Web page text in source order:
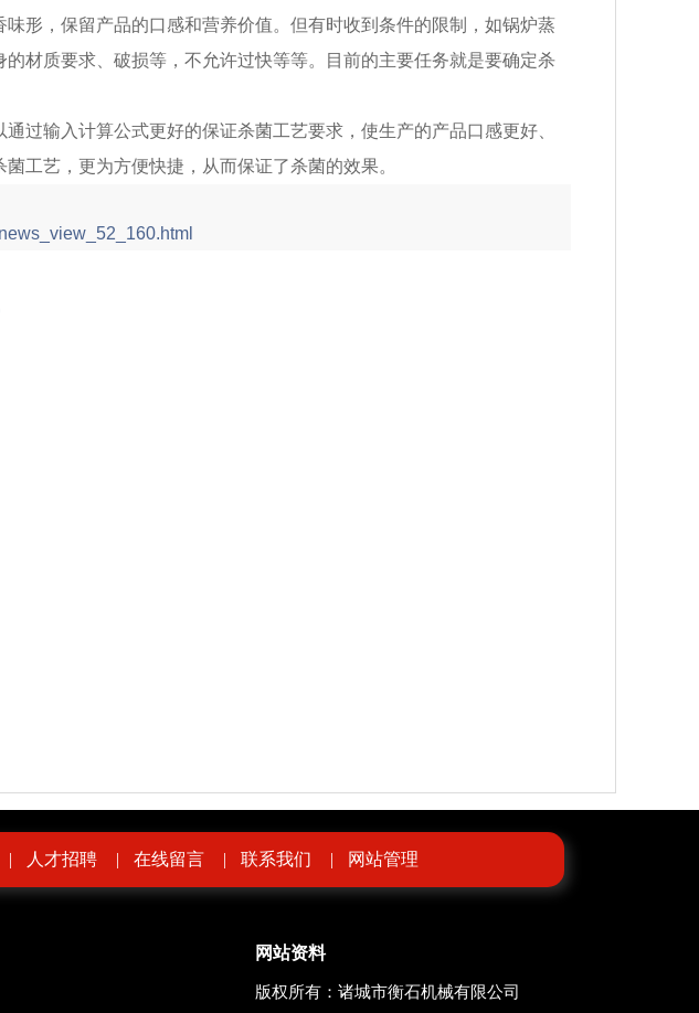
形，保留产品的口感和营养价值。但有时收到条件的限制，如锅炉蒸
材质要求、破损等，不允许过快等等。目前的主要任务就是要确定杀
过输入计算公式更好的保证杀菌工艺要求，使生产的产品口感更好、
工艺，更为方便快捷，从而保证了杀菌的效果。
| 人才招聘 | 在线留言 | 联系我们 | 网站管理
网站资料
版权所有：诸城市衡石机械有限公司